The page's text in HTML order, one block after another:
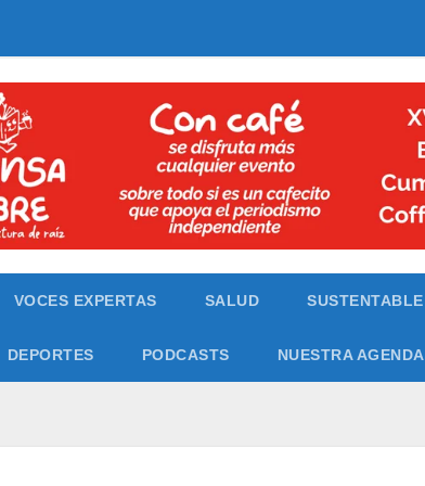
VOCES EXPERTAS SALUD SUSTENTABLE
DEPORTES PODCASTS NUESTRA AGENDA